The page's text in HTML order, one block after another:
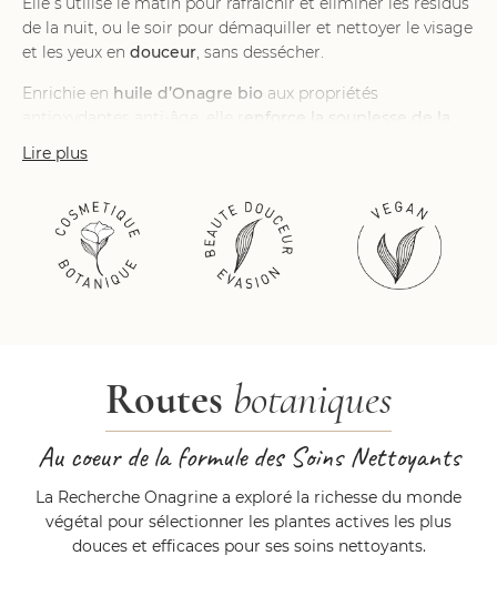
de la nuit, ou le soir pour démaquiller et nettoyer le visage
et les yeux en douceur, sans dessécher.
Enrichie en huile d’Onagre bio aux propriétés
enforce la souplesse de la
peau
et p
boostent la sensation de
pureté et de douceur.
Son parfum de fleurs blanches parées d’une note de Pêche
et de Cardamome exotique invite au délassement.
Lire plus
Routes botaniques
Au coeur de la formule des Soins Nettoyants
La Recherche Onagrine a exploré la richesse du monde
végétal pour sélectionner les plantes actives les plus
douces et efficaces pour ses soins nettoyants.